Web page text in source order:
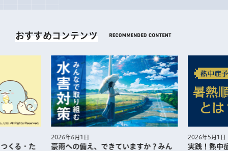
おすすめコンテンツ
くる・た
2026年6月1日
豪雨への備え、できていますか？みん
2026年5月1日
実践！熱中